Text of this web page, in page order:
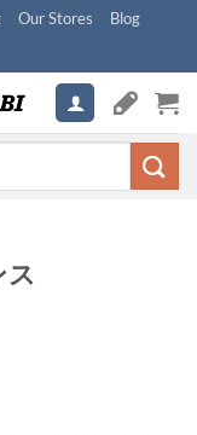
Our Stores
Blog